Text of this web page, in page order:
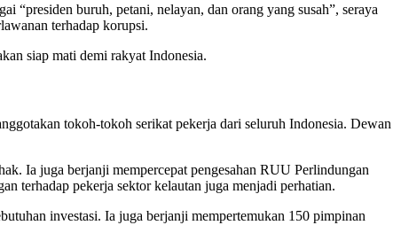
“presiden buruh, petani, nelayan, dan orang yang susah”, seraya
terhadap korupsi.
siap mati demi rakyat Indonesia.
tokoh-tokoh serikat pekerja dari seluruh Indonesia. Dewan
Ia juga berjanji mempercepat pengesahan RUU Perlindungan
terhadap pekerja sektor kelautan juga menjadi perhatian.
investasi. Ia juga berjanji mempertemukan 150 pimpinan